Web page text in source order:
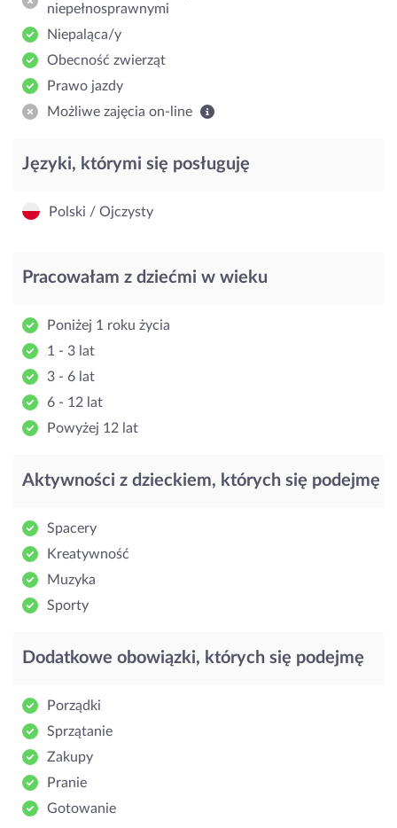
niepełnosprawnymi
Niepaląca/y
Obecność zwierząt
Prawo jazdy
Możliwe zajęcia on-line
Języki, którymi się posługuję
Polski / Ojczysty
Pracowałam z dziećmi w wieku
Poniżej 1 roku życia
1 - 3 lat
3 - 6 lat
6 - 12 lat
Powyżej 12 lat
Aktywności z dzieckiem, których się podejmę
Spacery
Kreatywność
Muzyka
Sporty
Dodatkowe obowiązki, których się podejmę
Porządki
Sprzątanie
Zakupy
Pranie
Gotowanie